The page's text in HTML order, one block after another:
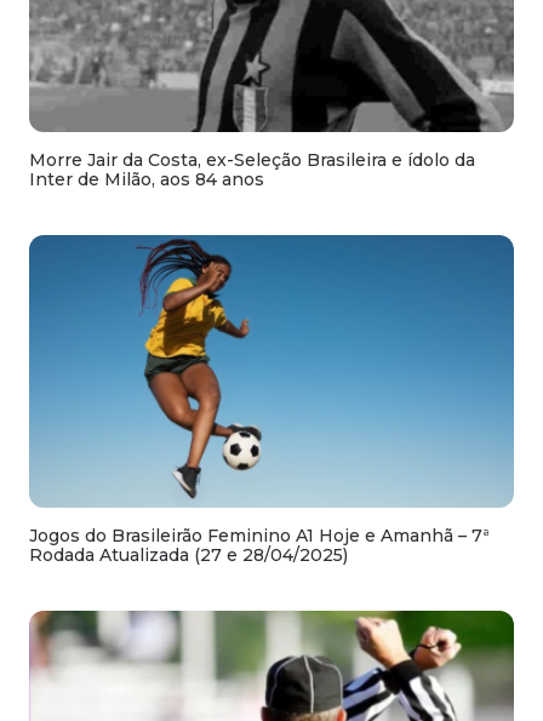
Morre Jair da Costa, ex-Seleção Brasileira e ídolo da
Inter de Milão, aos 84 anos
Jogos do Brasileirão Feminino A1 Hoje e Amanhã – 7ª
Rodada Atualizada (27 e 28/04/2025)